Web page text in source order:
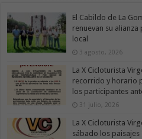
El Cabildo de La
renuevan su
local
3 agosto, 2026
La X Cicloturista
recorrido y horario
los participantes
31 julio, 2026
La X Cicloturista
sábado los paisajes